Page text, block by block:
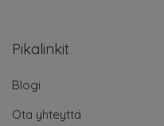
Pikalinkit
Blogi
Ota yhteyttä